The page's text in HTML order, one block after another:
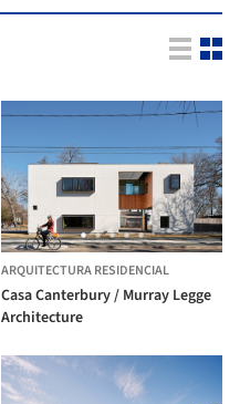
ARQUITECTURA RESIDENCIAL
Casa Canterbury / Murray Legge
Architecture